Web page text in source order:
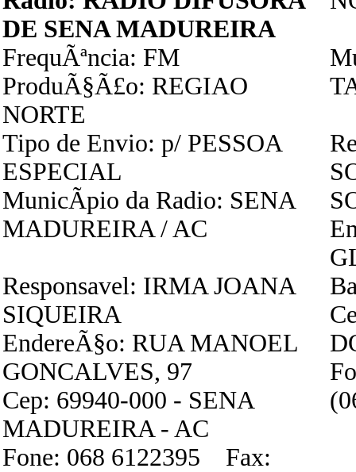
DE SENA MADUREIRA
FrequÃªncia: FM
ProduÃ§Ã£o: REGIAO
NORTE
Tipo de Envio: p/ PESSOA
ESPECIAL
MunicÃ­pio da Radio: SENA
MADUREIRA / AC
Responsavel: IRMA JOANA
SIQUEIRA
EndereÃ§o: RUA MANOEL
GONCALVES, 97
Cep: 69940-000 - SENA
MADUREIRA - AC
Fone: 068 6122395 Fax: